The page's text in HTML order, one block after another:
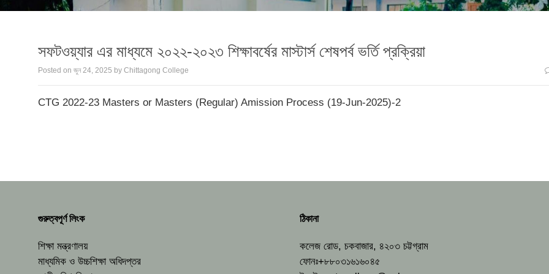
সফটওয়্যার এর মাধ্যমে ২০২২-২০২৩ শিক্ষাবর্ষের মাস্টার্স শেষপর্ব ভর্তি প্রক্রিয়া
Posted on জুন 24, 2025 by Chittagong College
CTG 2022-23 Masters or Masters (Regular) Amission Process (19-Jun-2025)-2
গুরুত্বপূর্ণ লিংক
শিক্ষা মন্ত্রণালয়
মাধ্যমিক ও উচ্চশিক্ষা অধিদপ্তর
ঠিকানা
কলেজ রোড, চকবাজার, ৪২০৩ চট্টগ্রাম
ফোনঃ+৮৮০৩১৬১৬০৪৫